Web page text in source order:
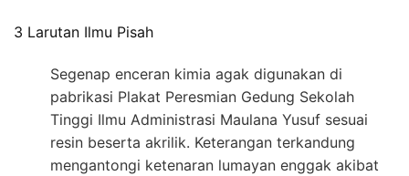
3 Larutan Ilmu Pisah
Segenap enceran kimia agak digunakan di
pabrikasi Plakat Peresmian Gedung Sekolah
Tinggi Ilmu Administrasi Maulana Yusuf sesuai
resin beserta akrilik. Keterangan terkandung
mengantongi ketenaran lumayan enggak akibat